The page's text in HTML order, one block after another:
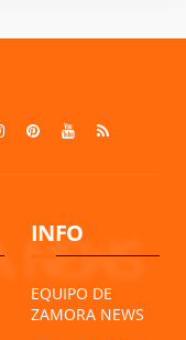
INFO
EQUIPO DE
ZAMORA NEWS